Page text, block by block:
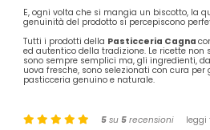
E, ogni volta che si mangia un biscotto, la
genuinità del prodotto si percepiscono
Tutti i prodotti della Pasticceria Cagna
ed autentico della tradizione. Le ricette non
sono sempre semplici ma, gli ingredienti,
uova fresche, sono selezionati con cura
pasticceria genuino e naturale.
5 su 5 recensioni
leggi